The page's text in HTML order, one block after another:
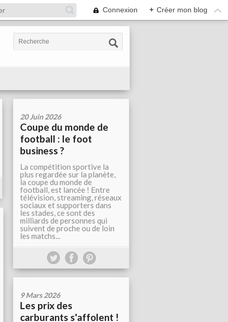
Connexion + Créer mon blog
20 Juin 2026
Coupe du monde de
football : le foot
business ?
La compétition sportive la
plus regardée sur la planète,
la coupe du monde de
football, est lancée ! Entre
télévision, streaming, réseaux
sociaux et supporters dans
les stades, ce sont des
milliards de personnes qui
suivent de proche ou de loin
les matchs...
9 Mars 2026
Les prix des
carburants s'affolent !